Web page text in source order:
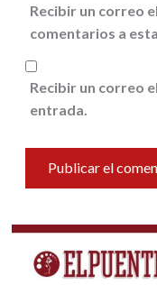
Recibir un correo
comentarios a
Recibir un correo
entrada.